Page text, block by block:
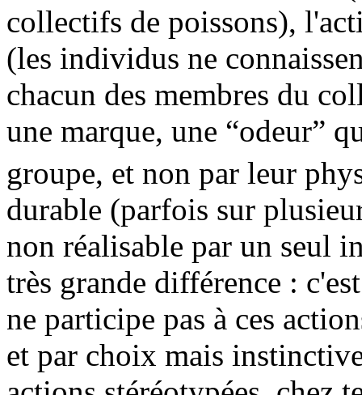
collectifs de poissons),
(les individus ne
chacun des membres du
une marque, une “odeur”
groupe, et non par leur
durable (parfois sur
non réalisable par un seul
très grande différence :
ne participe pas à ces
et par choix mais